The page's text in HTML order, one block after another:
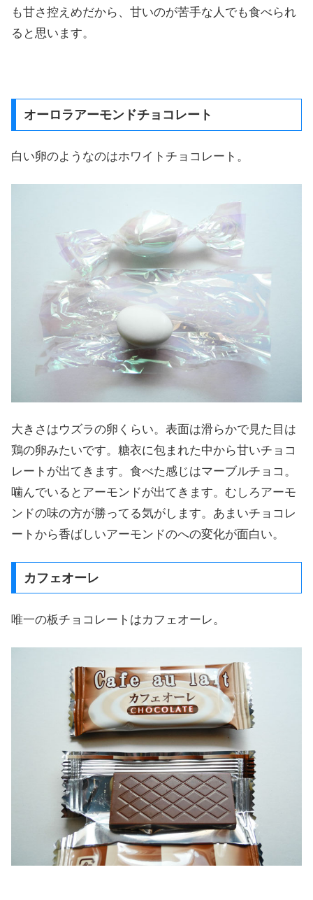
も甘さ控えめだから、甘いのが苦手な人でも食べられ
ると思います。
オーロラアーモンドチョコレート
白い卵のようなのはホワイトチョコレート。
大きさはウズラの卵くらい。表面は滑らかで見た目は
鶏の卵みたいです。糖衣に包まれた中から甘いチョコ
レートが出てきます。食べた感じはマーブルチョコ。
噛んでいるとアーモンドが出てきます。むしろアーモ
ンドの味の方が勝ってる気がします。あまいチョコレ
ートから香ばしいアーモンドのへの変化が面白い。
カフェオーレ
唯一の板チョコレートはカフェオーレ。